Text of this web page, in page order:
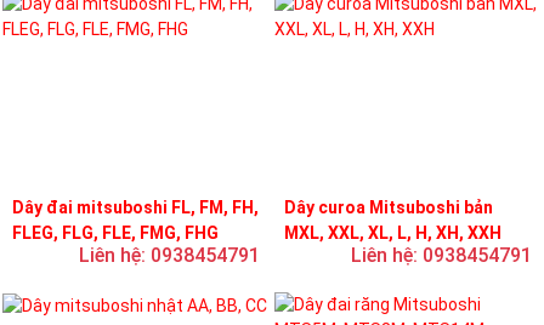
Dây đai mitsuboshi FL, FM, FH,
FLEG, FLG, FLE, FMG, FHG
Liên hệ: 0938454791
Dây curoa Mitsuboshi bản
MXL, XXL, XL, L, H, XH, XXH
Liên hệ: 0938454791